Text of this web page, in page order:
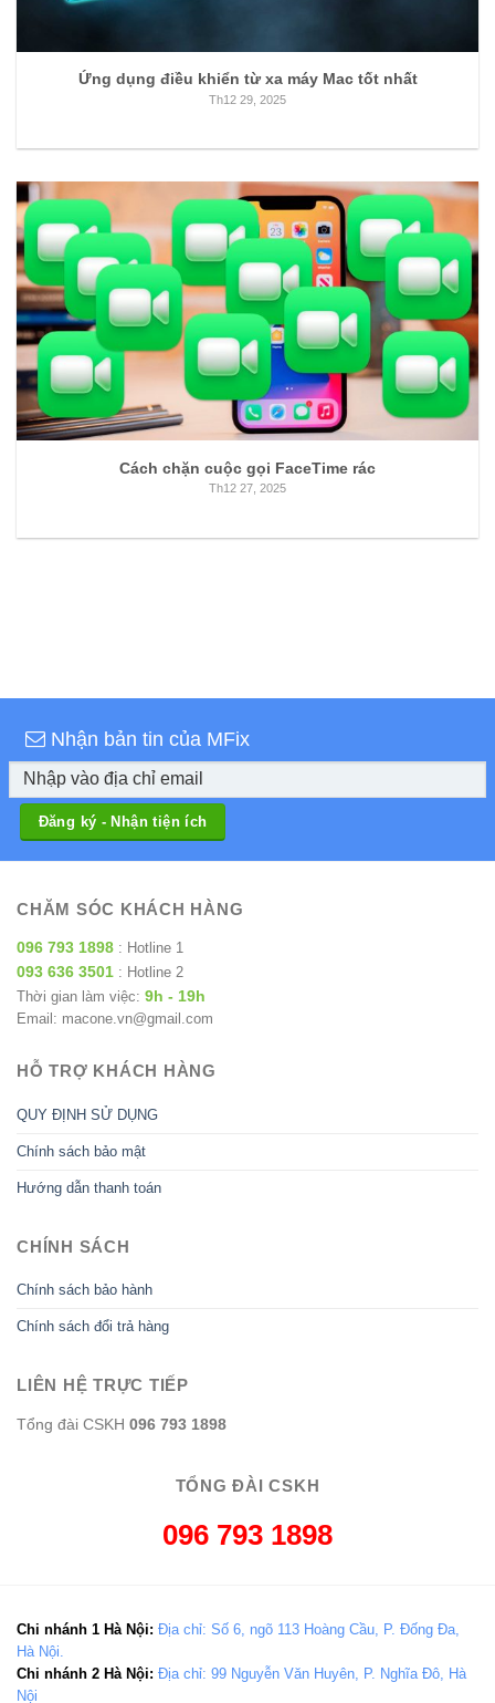
Ứng dụng điều khiển từ xa máy Mac tốt nhất
Th12 29, 2025
Cách chặn cuộc gọi FaceTime rác
Th12 27, 2025
Nhận bản tin của MFix
CHĂM SÓC KHÁCH HÀNG
096 793 1898 : Hotline 1
093 636 3501 : Hotline 2
Thời gian làm việc: 9h - 19h
Email: macone.vn@gmail.com
HỖ TRỢ KHÁCH HÀNG
QUY ĐỊNH SỬ DỤNG
Chính sách bảo mật
Hướng dẫn thanh toán
CHÍNH SÁCH
Chính sách bảo hành
Chính sách đổi trả hàng
LIÊN HỆ TRỰC TIẾP
Tổng đài CSKH 096 793 1898
TỔNG ĐÀI CSKH
096 793 1898
Chi nhánh 1 Hà Nội: Địa chỉ: Số 6, ngõ 113 Hoàng Cầu, P. Đống Đa,
Hà Nội.
Chi nhánh 2 Hà Nội: Địa chỉ: 99 Nguyễn Văn Huyên, P. Nghĩa Đô, Hà
Nội